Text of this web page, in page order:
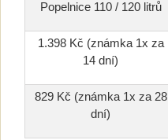
Popelnice 110 / 120 litrů
1.398 Kč (známka 1x za
14 dní)
829 Kč (známka 1x za 28
dní)